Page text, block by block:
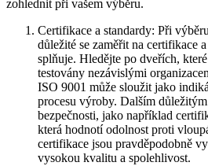
zohlednit při vašem výběru.
Certifikace a standardy: Při
‌důležité se zaměřit na certifikace
splňuje. Hledějte po dveřích,
testovány ‍nezávislými
ISO 9001 může sloužit⁤ jako
‍procesu výroby. Dalším
bezpečnosti, jako ⁢například
která hodnotí odolnost proti
certifikace jsou pravděpodobně
vysokou kvalitu a spolehlivost.